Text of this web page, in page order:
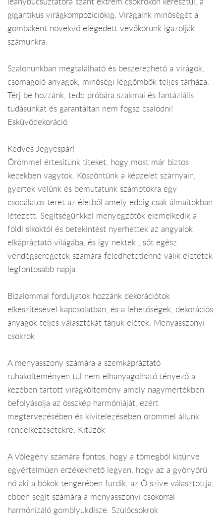
gigantikus virágkompozíciókig. Virágaink minőségét a
gombaként növekvő elégedett vevőkörünk igazolják
számunkra.
Szalonunkban megtalálható és beszerezhető a virágok,
csomagoló anyagok, minőségi léggömbök teljes tárháza.
Térj be hozzánk, tedd próbára szakmai és fantáziális
tudásunkat és garantáltan nem fogsz csalódni!
Esküvődekoráció
Kedves Jegyespár!
Örömmel értesítünk titeket, hogy most már biztos
kezekben vagytok. Köszöntünk a képzelet szárnyain,
gyertek velünk és bemutatunk számotokra egy
csodálatos teret az életből amely eddig csak álmaitokban
létezett. Segítségünkkel menyegzőtök elemelkedik a
földi síkoktól és betekintést nyerhettek az angyalok
elkápráztató világába, és így nektek , sőt egész
vendégseregetek számára feledhetetlenné válik életetek
legfontosabb napja.
Bizalommal forduljatok hozzánk dekorációtok
elkészítésével kapcsolatban, és a lehetőségek, dekorációs
anyagok teljes választékát tárjuk elétek. Menyasszonyi
csokrok
A menyasszony számára a szemkápráztató
ruhakölteményen túl nem elhanyagolható tényező a
kezében tartott virágköltemény amely nagymértékben
befolyásolja az összkép harmóniáját, ezért
megtervezésében és kivitelezésében örömmel állunk
rendelkezésetekre. Kitűzők
A Vőlegény számára fontos, hogy a tömegből kitűnve
egyértelműen erzékekhető legyen, hogy az a gyönyörű
nő aki a bókok tengerében fürdik, az Ő szive választottja,
ebben segít számára a menyasszonyi csokorral
harmónizáló gomblyukdísze. Szülőcsokrok